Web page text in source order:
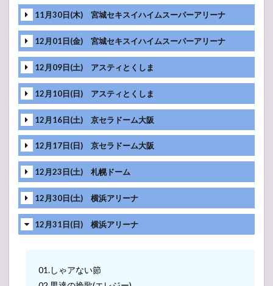
サー
ト
2016
セッ
トリ
スト
2.1
桑
田佳祐 年
越しライ
ブ
2016「ヨ
シ子さん
への手紙
～悪戯な
年の瀬
～」
by UCC
11月30日(木) 宮城セキスイハイムスーパーアリーナ
12月01日(金) 宮城セキスイハイムスーパーアリーナ
12月09日(土) アスティとくしま
12月10日(日) アスティとくしま
12月16日(土) 京セラドーム大阪
12月17日(日) 京セラドーム大阪
12月23日(土) 札幌ドーム
12月30日(土) 横浜アリーナ
12月31日(日) 横浜アリーナ
01.しゃアない節